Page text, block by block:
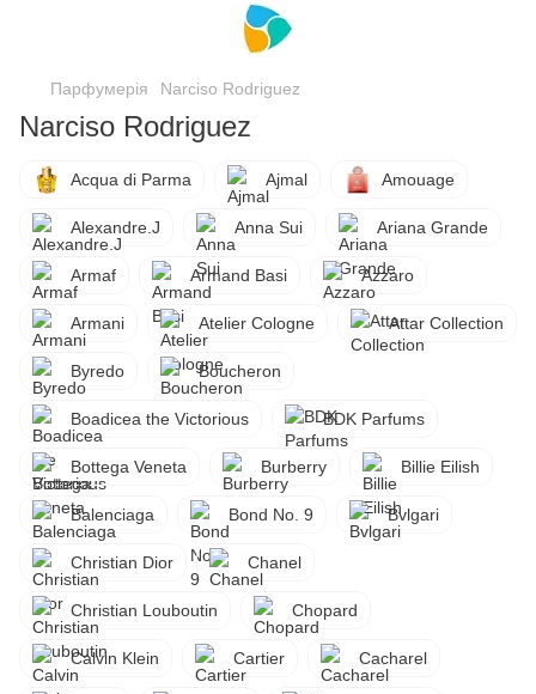
Парфумерія Narciso Rodriguez
Narciso Rodriguez
Acqua di Parma Ajmal Amouage
Alexandre.J Anna Sui Ariana Grande
Armaf Armand Basi Azzaro
Armani Atelier Cologne Attar Collection
Byredo Boucheron
Boadicea the Victorious BDK Parfums
Bottega Veneta Burberry Billie Eilish
Balenciaga Bond No. 9 Bvlgari
Christian Dior Chanel
Christian Louboutin Chopard
Calvin Klein Cartier Cacharel